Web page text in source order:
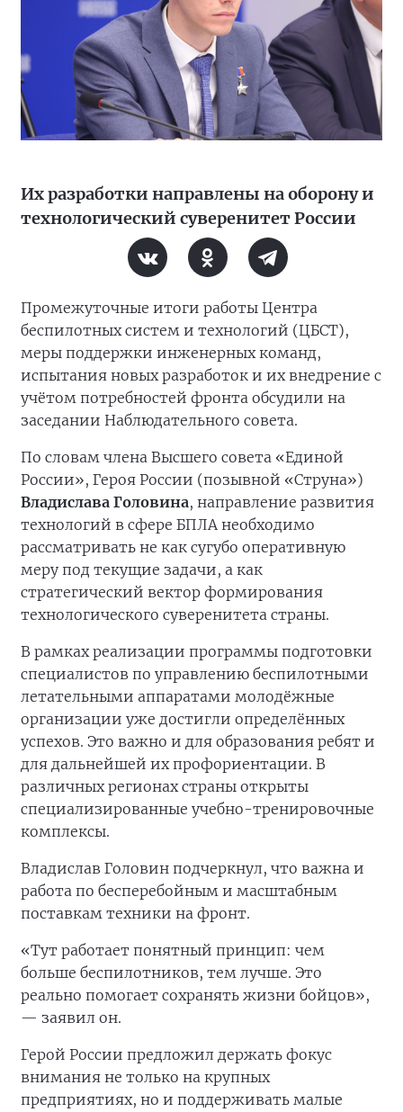
Их разработки направлены на оборону и
технологический суверенитет России
Промежуточные итоги работы Центра
беспилотных систем и технологий (ЦБСТ),
меры поддержки инженерных команд,
испытания новых разработок и их внедрение с
учётом потребностей фронта обсудили на
заседании Наблюдательного совета.
По словам члена Высшего совета «Единой
России», Героя России (позывной «Струна»)
Владислава Головина, направление развития
технологий в сфере БПЛА необходимо
рассматривать не как сугубо оперативную
меру под текущие задачи, а как
стратегический вектор формирования
технологического суверенитета страны.
В рамках реализации программы подготовки
специалистов по управлению беспилотными
летательными аппаратами молодёжные
организации уже достигли определённых
успехов. Это важно и для образования ребят и
для дальнейшей их профориентации. В
различных регионах страны открыты
специализированные учебно-тренировочные
комплексы.
Владислав Головин подчеркнул, что важна и
работа по бесперебойным и масштабным
поставкам техники на фронт.
«Тут работает понятный принцип: чем
больше беспилотников, тем лучше. Это
реально помогает сохранять жизни бойцов»,
— заявил он.
Герой России предложил держать фокус
внимания не только на крупных
предприятиях, но и поддерживать малые